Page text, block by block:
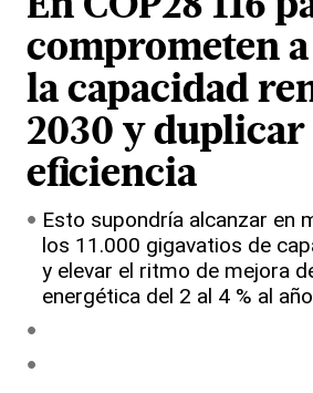
En COP28 116
comprometen
la capacidad
2030 y duplicar
eficiencia
Esto supondría alcanzar en
los 11.000 gigavatios de
y elevar el ritmo de mejora
energética del 2 al 4 % al año